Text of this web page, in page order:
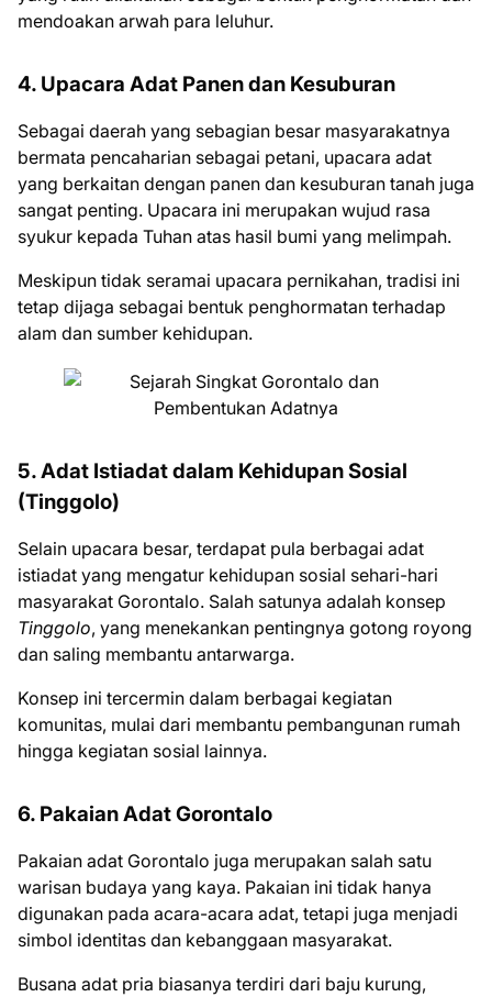
mendoakan arwah para leluhur.
4. Upacara Adat Panen dan Kesuburan
Sebagai daerah yang sebagian besar masyarakatnya
bermata pencaharian sebagai petani, upacara adat
yang berkaitan dengan panen dan kesuburan tanah juga
sangat penting. Upacara ini merupakan wujud rasa
syukur kepada Tuhan atas hasil bumi yang melimpah.
Meskipun tidak seramai upacara pernikahan, tradisi ini
tetap dijaga sebagai bentuk penghormatan terhadap
alam dan sumber kehidupan.
5. Adat Istiadat dalam Kehidupan Sosial
(Tinggolo)
Selain upacara besar, terdapat pula berbagai adat
istiadat yang mengatur kehidupan sosial sehari-hari
masyarakat Gorontalo. Salah satunya adalah konsep
Tinggolo, yang menekankan pentingnya gotong royong
dan saling membantu antarwarga.
Konsep ini tercermin dalam berbagai kegiatan
komunitas, mulai dari membantu pembangunan rumah
hingga kegiatan sosial lainnya.
6. Pakaian Adat Gorontalo
Pakaian adat Gorontalo juga merupakan salah satu
warisan budaya yang kaya. Pakaian ini tidak hanya
digunakan pada acara-acara adat, tetapi juga menjadi
simbol identitas dan kebanggaan masyarakat.
Busana adat pria biasanya terdiri dari baju kurung,